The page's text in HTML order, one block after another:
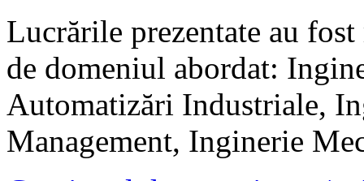
Lucrările prezentate au
de domeniul abordat:
Automatizări Industriale,
Management, Inginerie